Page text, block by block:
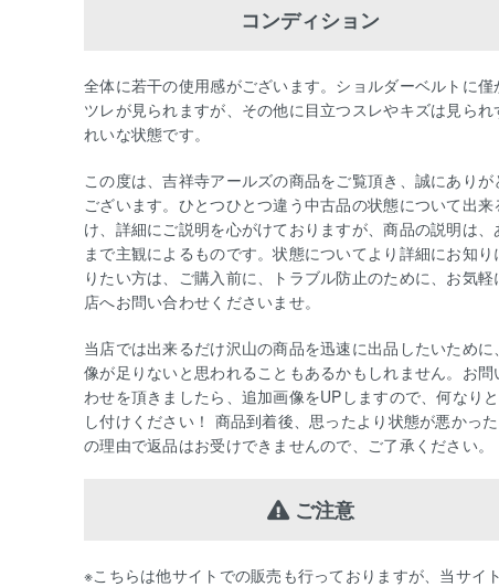
コンディション
全体に若干の使用感がございます。ショルダーベルトに僅
ツレが見られますが、その他に目立つスレやキズは見られ
れいな状態です。
この度は、吉祥寺アールズの商品をご覧頂き、誠にありが
ございます。ひとつひとつ違う中古品の状態について出来
け、詳細にご説明を心がけておりますが、商品の説明は、
まで主観によるものです。状態についてより詳細にお知り
りたい方は、ご購入前に、トラブル防止のために、お気軽
店へお問い合わせくださいませ。
当店では出来るだけ沢山の商品を迅速に出品したいために
像が足りないと思われることもあるかもしれません。お問
わせを頂きましたら、追加画像をUPしますので、何なり
し付けください！ 商品到着後、思ったより状態が悪かっ
の理由で返品はお受けできませんので、ご了承ください。
ご注意
※こちらは他サイトでの販売も行っておりますが、当サイ